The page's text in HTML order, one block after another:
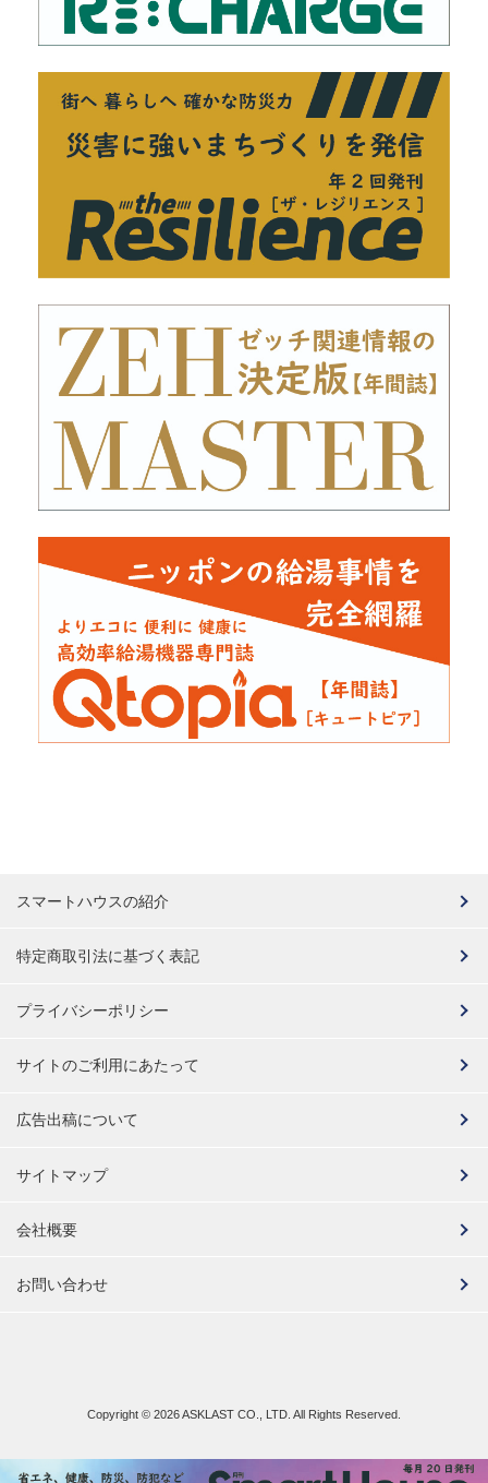
スマートハウスの紹介
特定商取引法に基づく表記
プライバシーポリシー
サイトのご利用にあたって
広告出稿について
サイトマップ
会社概要
お問い合わせ
Copyright © 2026 ASKLAST CO., LTD. All Rights Reserved.